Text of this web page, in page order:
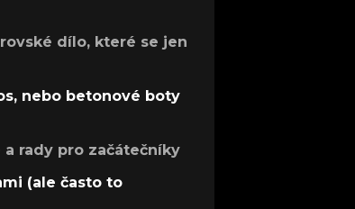
dílo, které se jen
nebo betonové boty
a rady pro začátečníky
(ale často to